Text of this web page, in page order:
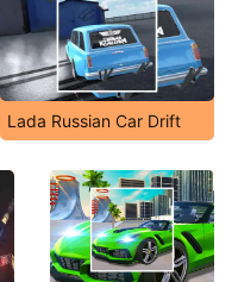
Lada Russian Car Drift